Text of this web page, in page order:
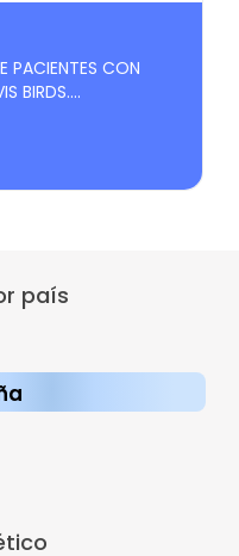
PACIENTES CON
BIRDS....
país